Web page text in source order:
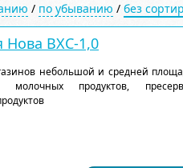
/ по убыванию / без
Нова ВХС-1,0
небольшой и средней
продуктов,